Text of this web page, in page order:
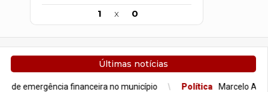
1 x 0
Últimas notícias
no município Política Marcelo Aro rompe com